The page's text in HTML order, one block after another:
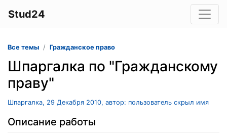
Stud24
Все темы Гражданское право
Шпаргалка по "Гражданскому
праву"
Шпаргалка, 29 Декабря 2010, автор: пользователь скрыл имя
Описание работы